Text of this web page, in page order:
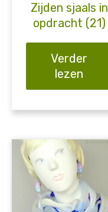
Zijden sjaals in
opdracht (21)
Verder
lezen